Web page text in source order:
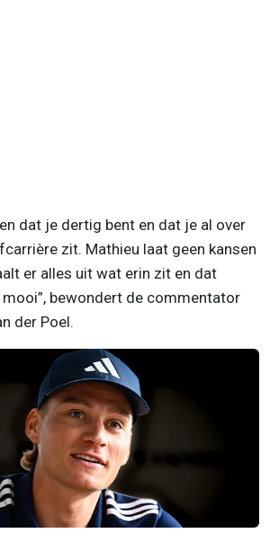
dat je dertig bent en dat je al over
zit. Mathieu laat geen kansen
er alles uit wat erin zit en dat
bewondert de commentator
der Poel.